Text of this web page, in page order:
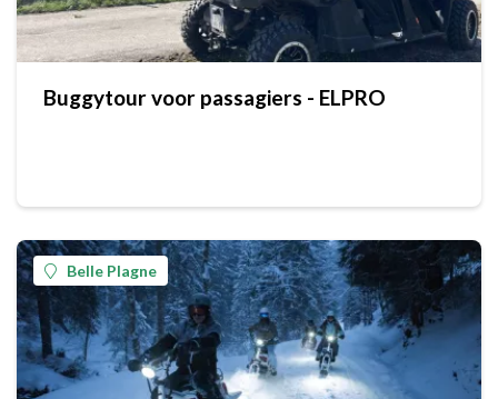
Buggytour voor passagiers - ELPRO
Belle Plagne